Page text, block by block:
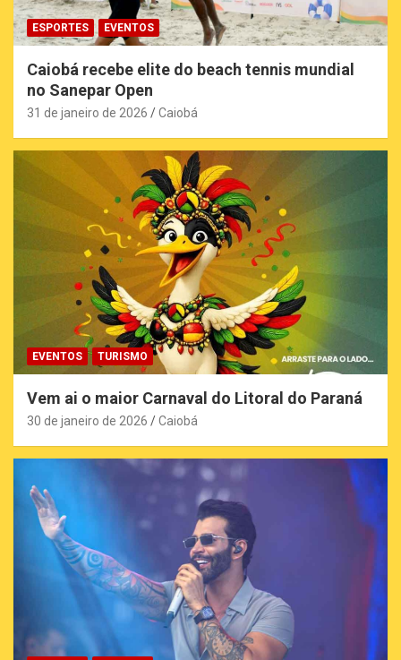
ESPORTES EVENTOS
Caiobá recebe elite do beach tennis mundial
no Sanepar Open
31 de janeiro de 2026 Caiobá
EVENTOS TURISMO
Vem ai o maior Carnaval do Litoral do Paraná
30 de janeiro de 2026 Caiobá